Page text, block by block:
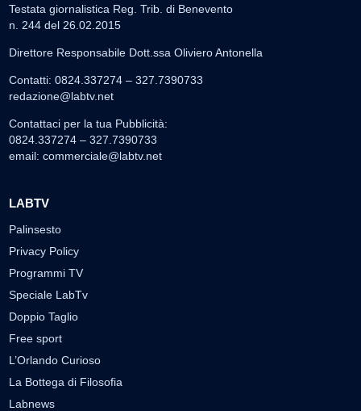
Testata giornalistica Reg. Trib. di Benevento
n. 244 del 26.02.2015
Direttore Responsabile Dott.ssa Oliviero Antonella
Contatti: 0824.337274 – 327.7390733
redazione@labtv.net
Contattaci per la tua Pubblicità:
0824.337274 – 327.7390733
email: commerciale@labtv.net
LABTV
Palinsesto
Privacy Policy
Programmi TV
Speciale LabTv
Doppio Taglio
Free sport
L’Orlando Curioso
La Bottega di Filosofia
Labnews